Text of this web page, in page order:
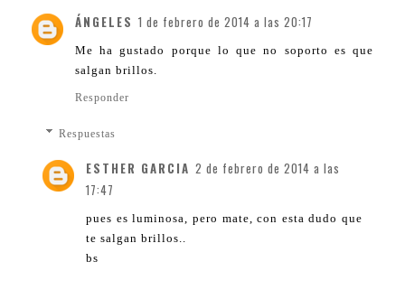
ÁNGELES 1 de febrero de 2014 a las 20:17
Me ha gustado porque lo que no soporto es que
salgan brillos.
Responder
Respuestas
ESTHER GARCIA 2 de febrero de 2014 a las
17:47
pues es luminosa, pero mate, con esta dudo que
te salgan brillos..
bs